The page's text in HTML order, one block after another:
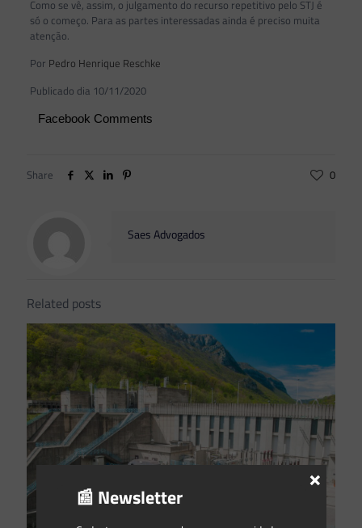
Como se vê, assim, o julgamento do recurso repetitivo pelo STJ é
só o começo. Para as partes interessadas ainda é preciso muita
atenção.
Por Pedro Henrique Reschke
Publicado dia 10/11/2020
Facebook Comments
Share 0
Saes Advogados
Related posts
📰 Newsletter
×